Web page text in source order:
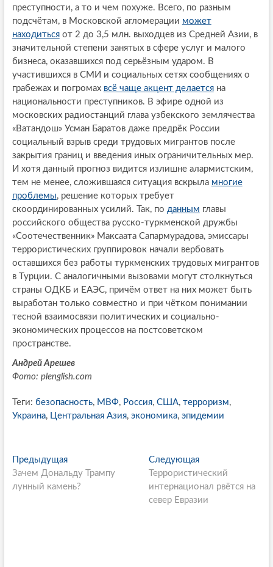
преступности, а то и чем похуже. Всего, по разным
подсчётам, в Московской агломерации может
находитьсяот 2 до 3,5 млн. выходцев из Средней Азии, в
значительной степени занятых в сфере услуг и малого
бизнеса, оказавшихся под серьёзным ударом. В
участившихся в СМИ и социальных сетях сообщениях о
грабежах и погромах всё чаще акцент делаетсяна
национальности преступников. В эфире одной из
московских радиостанций глава узбекского землячества
«Ватандош» Усман Баратов даже предрёк России
социальный взрыв среди трудовых мигрантов после
закрытия границ и введения иных ограничительных мер.
И хотя данный прогноз видится излишне алармистским,
тем не менее, сложившаяся ситуация вскрыла многие
проблемы, решение которых требует
скоординированных усилий. Так, по данным главы
российского общества русско-туркменской дружбы
«Соотечественник» Максаата Сапармурадова, эмиссары
террористических группировок начали вербовать
оставшихся без работы туркменских трудовых мигрантов
в Турции. С аналогичными вызовами могут столкнуться
страны ОДКБ и ЕАЭС, причём ответ на них может быть
выработан только совместно и при чётком понимании
тесной взаимосвязи политических и социально-
экономических процессов на постсоветском
пространстве.
Андрей Арешев
Фото: plenglish.com
Теги: безопасность, МВФ, Россия, США, терроризм,
Украина, Центральная Азия, экономика, эпидемии
P
o
ПредыдущаяП
р
е
Зачем Дональду Трампу
лунный камень?
Следующая
л
е
д
Террористический
интернационал рвётся на
север Евразии